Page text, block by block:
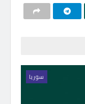
سوريا